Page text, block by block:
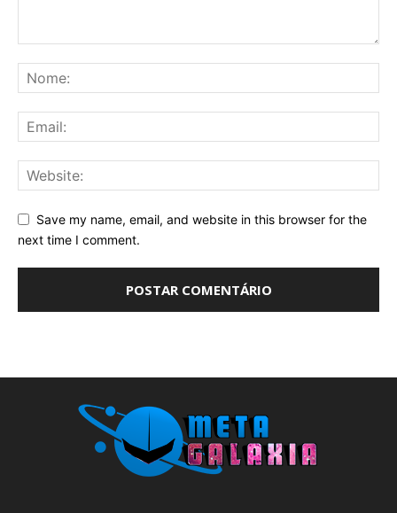
Save my name, email, and website in this browser for the
next time I comment.